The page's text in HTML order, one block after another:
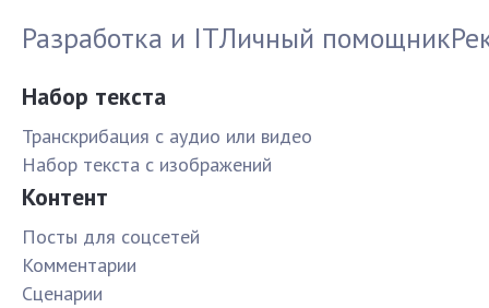
Разработка и ITЛичный помощник
Набор текста
Транскрибация с аудио или видео
Набор текста с изображений
Контент
Посты для соцсетей
Комментарии
Сценарии